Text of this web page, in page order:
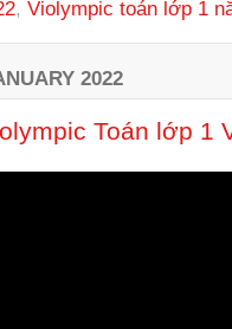
, Violympic toán lớp 1
2022
Toán lớp 1